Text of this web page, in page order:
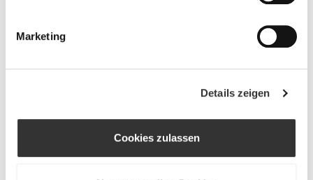
Marketing
Details zeigen
Cookies zulassen